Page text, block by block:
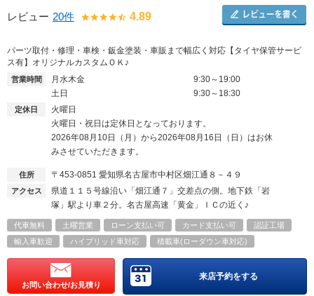
レビュー 20件 4.89
パーツ取付・修理・車検・鈑金塗装・車販まで幅広く対応【タイヤ保管サービ
ス有】オリジナルカスタムＯＫ♪
営業時間 月水木金
9:30～19:00
土日
9:30～18:30
定休日
火曜日
火曜日・祝日は定休日となっております。
2026年08月10日（月）から2026年08月16日（日）はお休
みさせていただきます。
住所 〒453-0851 愛知県名古屋市中村区畑江通８－４９
アクセス
県道１１５号線沿い「畑江通７」交差点の側。地下鉄「岩
塚」駅より車２分。名古屋高速「黄金」ＩＣの近く♪
代車無料 土曜営業 ローン支払い可 カード支払い可
認証工場
輸入車歓迎
ハイブリッド車対応 積載車(ローダウン車対応)
お問い合わせ/お見積り
来店予約をする